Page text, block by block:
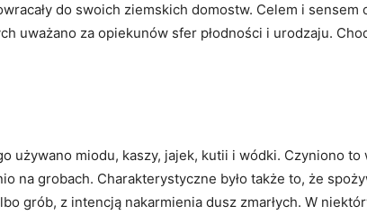
do swoich ziemskich domostw. Celem i sensem
uważano za opiekunów sfer płodności i urodzaju.
używano miodu, kaszy, jajek, kutii i wódki. Czyniono to
na grobach. Charakterystyczne było także to, że
grób, z intencją nakarmienia dusz zmarłych. W